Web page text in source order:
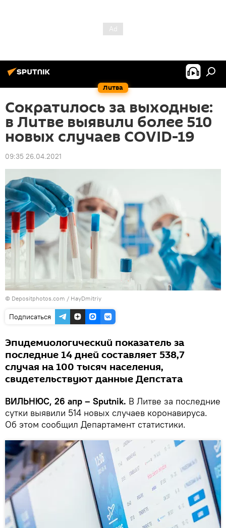
Литва
Сократилось за выходные:
в Литве выявили более 510
новых случаев COVID-19
09:35 26.04.2021
© Depositphotos.com / HayDmitriy
Подписаться
Эпидемиологический показатель за
последние 14 дней составляет 538,7
случая на 100 тысяч населения,
свидетельствуют данные Депстата
ВИЛЬНЮС, 26 апр – Sputnik. В Литве за последние
сутки выявили 514 новых случаев коронавируса.
Об этом сообщил Департамент статистики.